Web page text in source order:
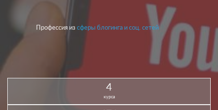
Вузы
Профессия изсферы блогинга и соц. сетей
4
курса